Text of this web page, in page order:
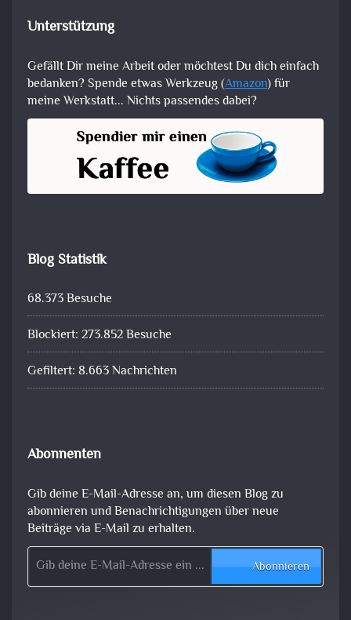
Unterstützung
Gefällt Dir meine Arbeit oder möchtest Du dich einfach
bedanken? Spende etwas Werkzeug (Amazon) für
meine Werkstatt... Nichts passendes dabei?
Blog Statistik
68.373 Besuche
Blockiert: 273.852 Besuche
Gefiltert: 8.663 Nachrichten
Abonnenten
Gib deine E-Mail-Adresse an, um diesen Blog zu
abonnieren und Benachrichtigungen über neue
Beiträge via E-Mail zu erhalten.
Gib deine E-Mail-Adresse ein ...
Abonnieren